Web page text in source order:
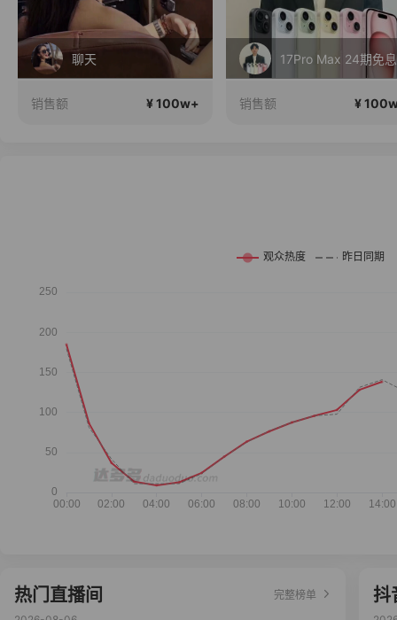
17Pro Max 24期免息
销售额 ¥ 100w+
2026行稳致远
销售额 ¥
热门直播间
完整榜单
抖